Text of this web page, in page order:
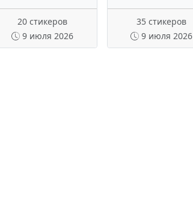
20 стикеров
9 июля 2026
35 стикеров
9 июля 2026